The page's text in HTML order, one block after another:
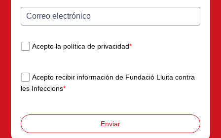
Acepto la política de privacidad*
Acepto recibir información de Fundació Lluita contra
les Infeccions*
Enviar